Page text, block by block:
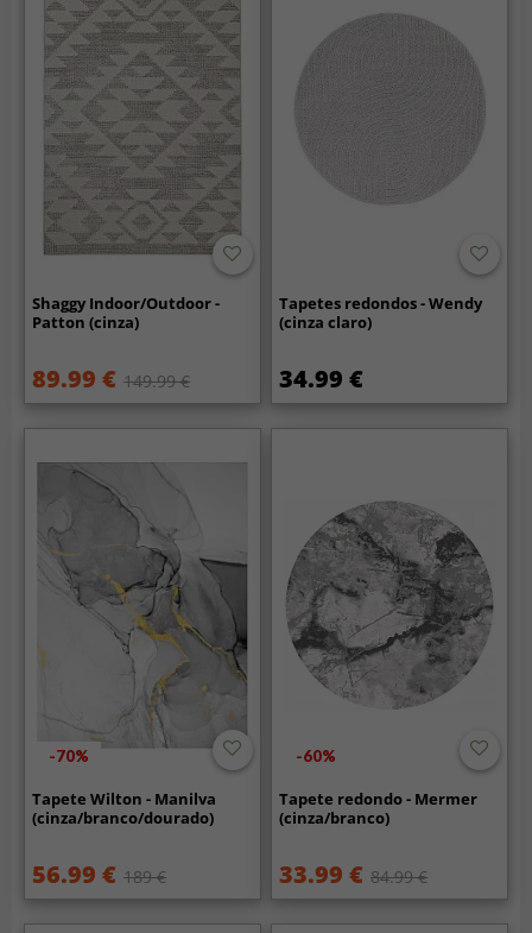
Shaggy Indoor/Outdoor -
Patton (cinza)
89.99 € 149.99 €
Tapetes redondos - Wendy
(cinza claro)
34.99 €
-70%
Tapete Wilton - Manilva
(cinza/branco/dourado)
56.99 € 189 €
-60%
Tapete redondo - Mermer
(cinza/branco)
33.99 € 84.99 €